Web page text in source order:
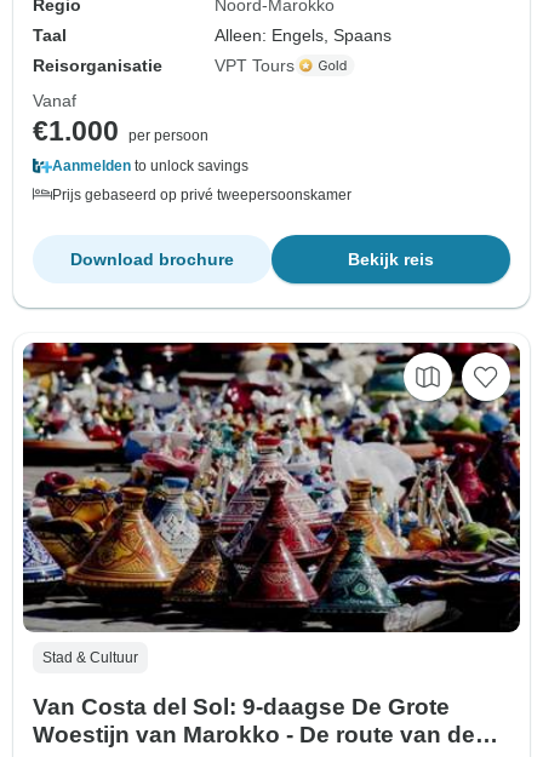
Regio
Noord-Marokko
Taal
Alleen: Engels, Spaans
Reisorganisatie
VPT Tours
Vanaf
€1.000
per persoon
Aanmelden to unlock savings
Prijs gebaseerd op privé tweepersoonskamer
Bekijk reis
Download brochure
Stad & Cultuur
Van Costa del Sol: 9-daagse De Grote
Woestijn van Marokko - De route van de